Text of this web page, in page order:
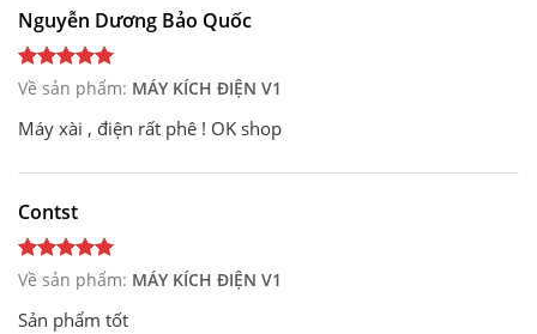
Nguyễn Dương Bảo Quốc
Về sản phẩm: MÁY KÍCH ĐIỆN V1
Máy xài , điện rất phê ! OK shop
Contst
Về sản phẩm: MÁY KÍCH ĐIỆN V1
Sản phẩm tốt